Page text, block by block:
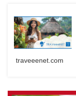
traveeenet.com